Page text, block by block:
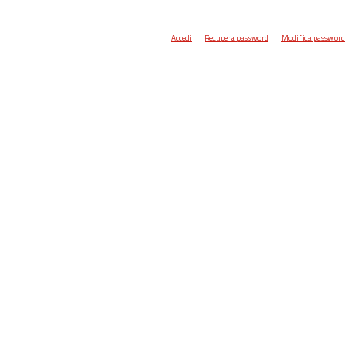
Accedi Recupera password Modifica password